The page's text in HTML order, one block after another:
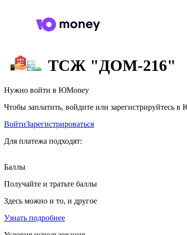
ТСЖ "ДОМ-216"
Нужно войти в ЮMoney
Чтобы заплатить, войдите или зарегистрируйтесь
ВойтиЗарегистрироваться
Для платежа подходят:
Баллы
Получайте и тратьте баллы
Здесь можно и то, и другое
Узнать подробнее